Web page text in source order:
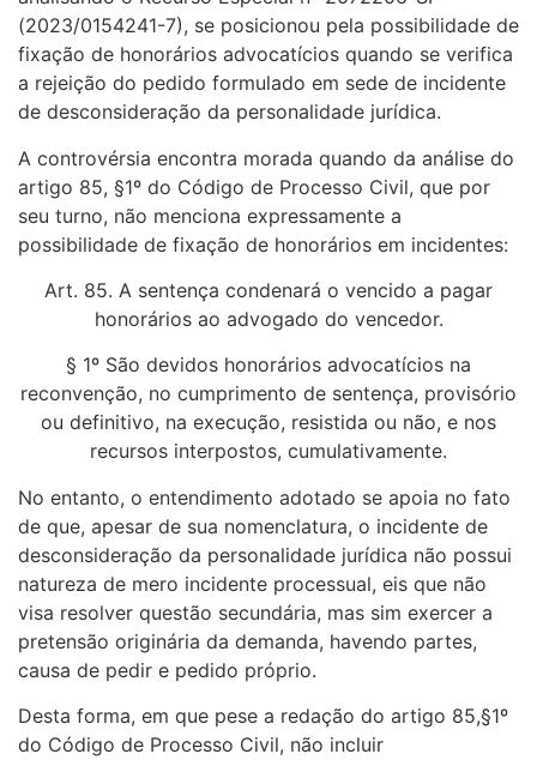
(2023/0154241-7), se posicionou pela possibilidade de
fixação de honorários advocatícios quando se verifica
a rejeição do pedido formulado em sede de incidente
de desconsideração da personalidade jurídica.
A controvérsia encontra morada quando da análise do
artigo 85, §1º do Código de Processo Civil, que por
seu turno, não menciona expressamente a
possibilidade de fixação de honorários em incidentes:
Art. 85. A sentença condenará o vencido a pagar
honorários ao advogado do vencedor.
§ 1º São devidos honorários advocatícios na
reconvenção, no cumprimento de sentença, provisório
ou definitivo, na execução, resistida ou não, e nos
recursos interpostos, cumulativamente.
No entanto, o entendimento adotado se apoia no fato
de que, apesar de sua nomenclatura, o incidente de
desconsideração da personalidade jurídica não possui
natureza de mero incidente processual, eis que não
visa resolver questão secundária, mas sim exercer a
pretensão originária da demanda, havendo partes,
causa de pedir e pedido próprio.
Desta forma, em que pese a redação do artigo 85,§1º
do Código de Processo Civil, não incluir